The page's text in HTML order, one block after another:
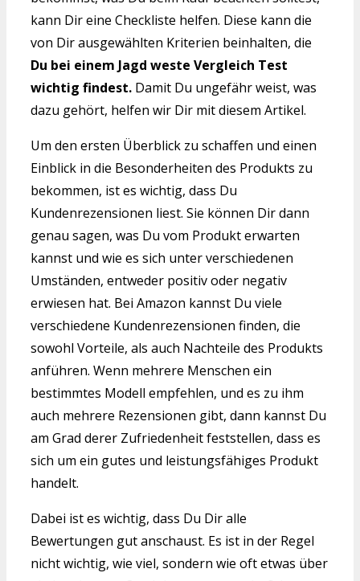
kann Dir eine Checkliste helfen. Diese kann die
von Dir ausgewählten Kriterien beinhalten, die
Du bei einem Jagd weste Vergleich Test
wichtig findest. Damit Du ungefähr weist, was
dazu gehört, helfen wir Dir mit diesem Artikel.
Um den ersten Überblick zu schaffen und einen
Einblick in die Besonderheiten des Produkts zu
bekommen, ist es wichtig, dass Du
Kundenrezensionen liest. Sie können Dir dann
genau sagen, was Du vom Produkt erwarten
kannst und wie es sich unter verschiedenen
Umständen, entweder positiv oder negativ
erwiesen hat. Bei Amazon kannst Du viele
verschiedene Kundenrezensionen finden, die
sowohl Vorteile, als auch Nachteile des Produkts
anführen. Wenn mehrere Menschen ein
bestimmtes Modell empfehlen, und es zu ihm
auch mehrere Rezensionen gibt, dann kannst Du
am Grad derer Zufriedenheit feststellen, dass es
sich um ein gutes und leistungsfähiges Produkt
handelt.
Dabei ist es wichtig, dass Du Dir alle
Bewertungen gut anschaust. Es ist in der Regel
nicht wichtig, wie viel, sondern wie oft etwas über